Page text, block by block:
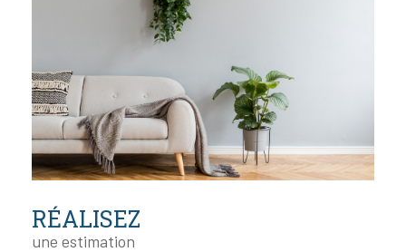
RÉALISEZ
une estimation